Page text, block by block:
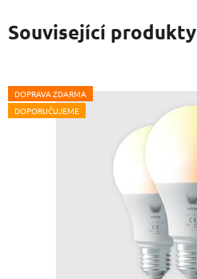
Související produkty
DOPRAVA ZDARMA
DOPORUČUJEME